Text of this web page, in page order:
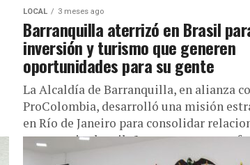
LOCAL 3 meses ago
Barranquilla aterrizó en Brasil
inversión y turismo que generen
oportunidades para su gente
La Alcaldía de Barranquilla, en alianza
ProColombia, desarrolló una misión
en Río de Janeiro para consolidar
empresarios brasileños, promover su
turística...